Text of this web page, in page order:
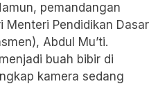
pemandangan
Menteri Pendidikan Dasar
Abdul Mu’ti.
buah bibir di
kamera sedang